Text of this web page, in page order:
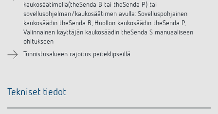
kaukosäätimellä(theSenda B tai theSenda P) tai
sovellusohjelman/kaukosäätimen avulla: Sovelluspohjainen
kaukosäädin theSenda B, Huollon kaukosäädin theSenda P,
Valinnainen käyttäjän kaukosäädin theSenda S manuaaliseen
ohitukseen
Tunnistusalueen rajoitus peiteklipseillä
Tekniset tiedot